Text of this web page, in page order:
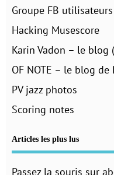
Groupe FB
Hacking Musescore
Karin Vadon – le blog
OF NOTE – le blog
PV jazz photos
Scoring notes
Articles les plus lus
Passez la souris sur